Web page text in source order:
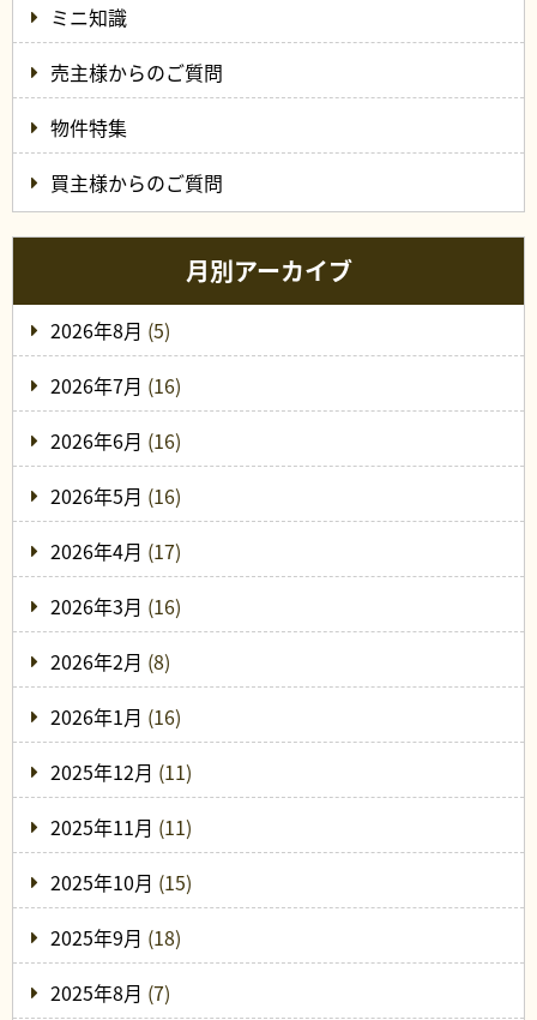
ミニ知識
売主様からのご質問
物件特集
買主様からのご質問
月別アーカイブ
2026年8月 (5)
2026年7月 (16)
2026年6月 (16)
2026年5月 (16)
2026年4月 (17)
2026年3月 (16)
2026年2月 (8)
2026年1月 (16)
2025年12月 (11)
2025年11月 (11)
2025年10月 (15)
2025年9月 (18)
2025年8月 (7)